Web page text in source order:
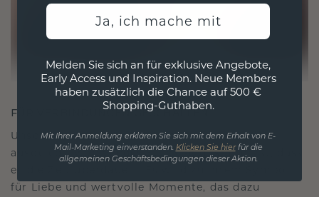
FÜR VERBINDUNGEN GESCHAFFEN
Unsere Designphilosophie ist auf Verbindung
ausgelegt, wobei jedes Stück so gestaltet ist, dass
es die Zeit überdauert. Es wird zu Ihrem Symbol
für Liebe und wertvolle Momente, das dazu
Ja, ich mache mit
Melden Sie sich an für exklusive Angebote,
Early Access und Inspiration. Neue Members
haben zusätzlich die Chance auf 500 €
Shopping-Guthaben.
Mit Ihrer Anmeldung erklären Sie sich mit dem Erhalt von E-
Mail-Marketing einverstanden. Klicken Sie hierfür die
allgemeinen Geschäftsbedingungen dieser Aktion.